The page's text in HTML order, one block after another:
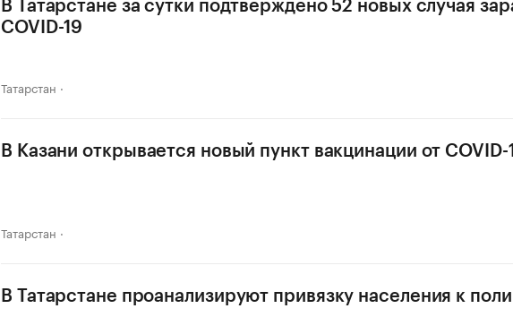
В Татарстане за сутки подтверждено 52 новых случая
COVID-19
Татарстан
В Казани открывается новый пункт вакцинации от COVID-
Татарстан
В Татарстане проанализируют привязку населения к